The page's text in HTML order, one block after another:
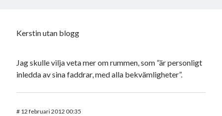
Kerstin utan blogg
Jag skulle vilja veta mer om rummen, som ”är personligt
inledda av sina faddrar, med alla bekvämligheter”.
# 12 februari 2012 00:35